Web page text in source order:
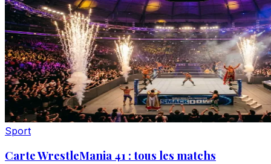
Sport
Carte WrestleMania 41 : tous les matchs